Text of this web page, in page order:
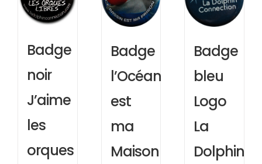
Badge
noir
J’aime
les
orques
Badge
l’Océan
est
ma
Maison
Badge
bleu
Logo
La
Dolphin